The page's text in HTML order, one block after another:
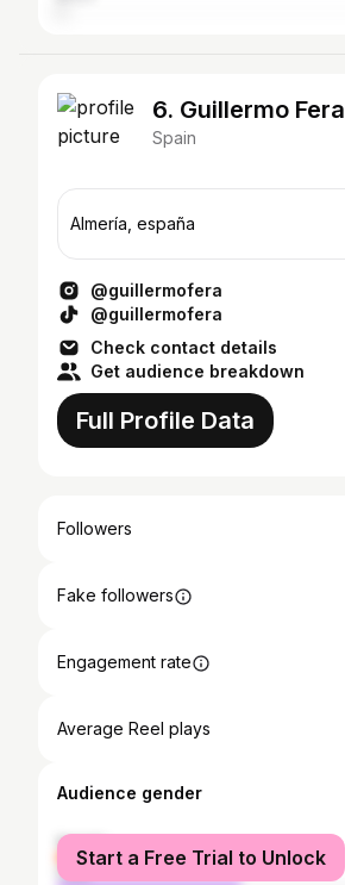
6. Guillermo Fera
Spain
Almería, españa
@guillermofera
@guillermofera
Check contact details
Get audience breakdown
Full Profile Data
Followers
Fake followers
Engagement rate
Average Reel plays
Audience gender
female
male
Start a Free Trial to Unlock